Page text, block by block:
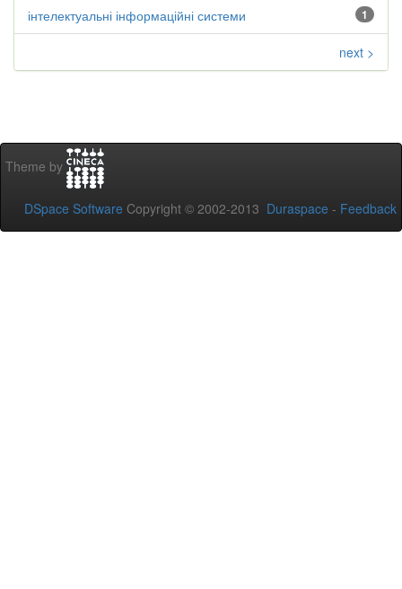
1
інтелектуальні інформаційні системи
next >
Theme by
DSpace Software Copyright © 2002-2013 Duraspace - Feedback